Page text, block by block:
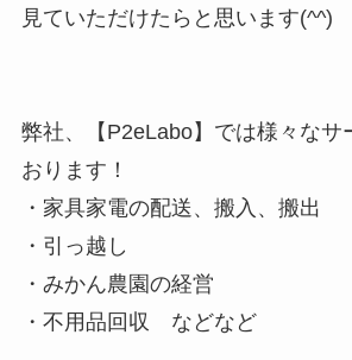
見ていただけたらと思います(^^)
弊社、【P2eLabo】では様々なサ
おります！
・家具家電の配送、搬入、搬出
・引っ越し
・みかん農園の経営
・不用品回収 などなど